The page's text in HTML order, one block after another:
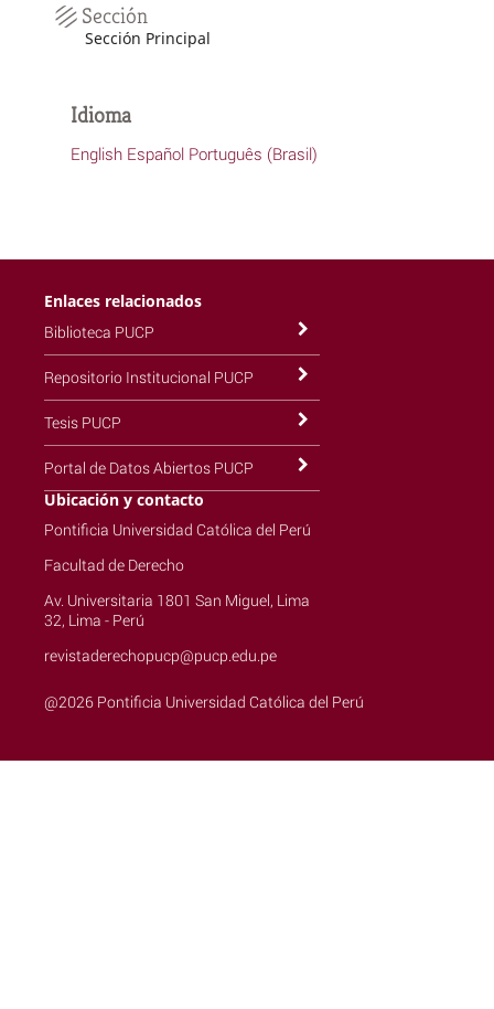
Sección
Sección Principal
Idioma
English Español Português (Brasil)
Enlaces relacionados
Biblioteca PUCP
Repositorio Institucional PUCP
Tesis PUCP
Portal de Datos Abiertos PUCP
Ubicación y contacto
Pontificia Universidad Católica del Perú
Facultad de Derecho
Av. Universitaria 1801 San Miguel, Lima
32, Lima - Perú
revistaderechopucp@pucp.edu.pe
@2026 Pontificia Universidad Católica del Perú